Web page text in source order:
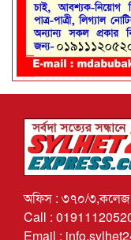
অফিস : ৩৭০/
Call :
Email :